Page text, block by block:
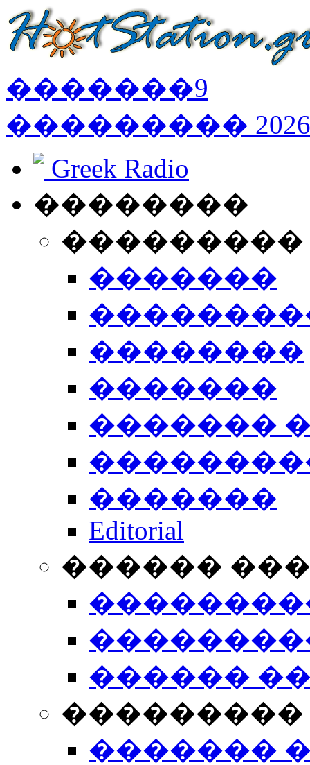
�������9
��������� 2026
Greek Radio
��������
�������
��������
�������
�������
�������
Editorial
������
������
���������
�������